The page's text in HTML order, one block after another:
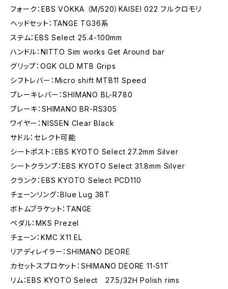
フォーク：EBS VOKKA （M/520）KAISEI 022 フルクロモリ
ヘッドセット：TANGE TG36系
ステム：EBS Select 25.4-100mm
ハンドル：NITTO Sim works Get Around bar
グリップ：OGK OLD MTB Grips
シフトレバー：Micro shift MTB11 Speed
ブレーキレバー：SHIMANO BL-R780
ブレーキ：SHIMANO BR-RS305
ワイヤー：NISSEN Clear Black
サドル：セレクト可能
シートポスト：EBS KYOTO Select 27.2mm Silver
シートクランプ：EBS KYOTO Select 31.8mm Silver
クランク：EBS KYOTO Select PCD110
チェーンリング：Blue Lug 38T
ボトムブラケット：TANGE
ペダル：MKS Prezel
チェーン：KMC X11 EL
リアディレイラー：SHIMANO DEORE
カセットスプロケット：SHIMANO DEORE 11-51T
リム：EBS KYOTO Select 27.5/32H Polish rims